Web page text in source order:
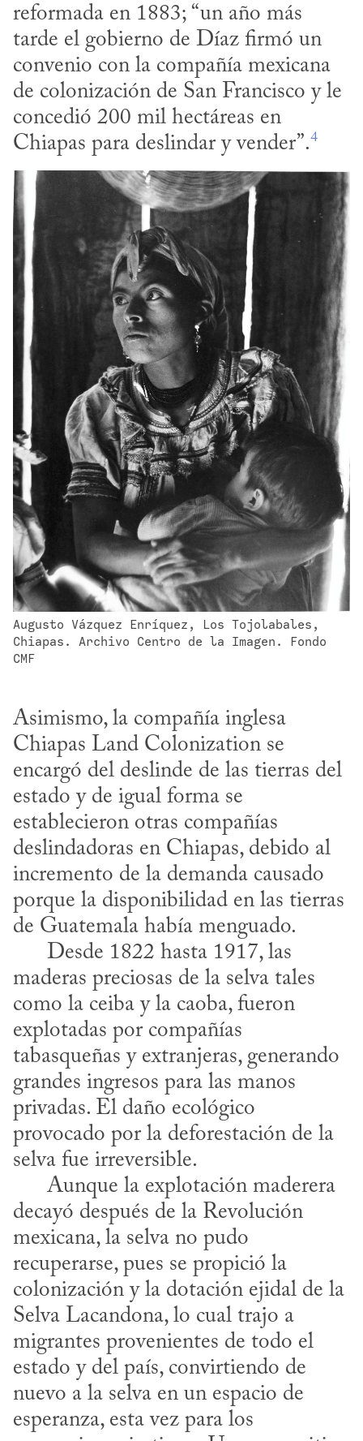
reformada en 1883; “un año más
tarde el gobierno de Díaz firmó un
convenio con la compañía mexicana
de colonización de San Francisco y le
concedió 200 mil hectáreas en
Chiapas para deslindar y vender”.4
Augusto Vázquez Enríquez, Los Tojolabales,
Chiapas. Archivo Centro de la Imagen. Fondo
CMF
Asimismo, la compañía inglesa
Chiapas Land Colonization se
encargó del deslinde de las tierras del
estado y de igual forma se
establecieron otras compañías
deslindadoras en Chiapas, debido al
incremento de la demanda causado
porque la disponibilidad en las tierras
de Guatemala había menguado.
maderas preciosas de la selva tales
como la ceiba y la caoba, fueron
explotadas por compañías
tabasqueñas y extranjeras, generando
grandes ingresos para las manos
privadas. El daño ecológico
provocado por la deforestación de la
selva fue irreversible.
decayó después de la Revolución
mexicana, la selva no pudo
recuperarse, pues se propició la
colonización y la dotación ejidal de la
Selva Lacandona, lo cual trajo a
migrantes provenientes de todo el
estado y del país, convirtiendo de
nuevo a la selva en un espacio de
esperanza, esta vez para los